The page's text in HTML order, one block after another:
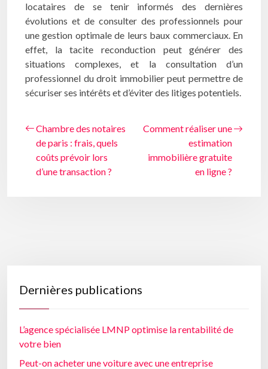
locataires de se tenir informés des dernières
évolutions et de consulter des professionnels pour
une gestion optimale de leurs baux commerciaux. En
effet, la tacite reconduction peut générer des
situations complexes, et la consultation d’un
professionnel du droit immobilier peut permettre de
sécuriser ses intérêts et d’éviter des litiges potentiels.
Chambre des notaires
de paris : frais, quels
coûts prévoir lors
d’une transaction ?
Comment réaliser une
estimation
immobilière gratuite
en ligne ?
Dernières publications
L’agence spécialisée LMNP optimise la rentabilité de
votre bien
Peut-on acheter une voiture avec une entreprise